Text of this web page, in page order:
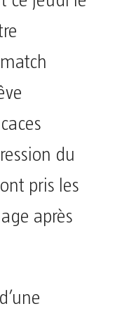
du
pris les
après